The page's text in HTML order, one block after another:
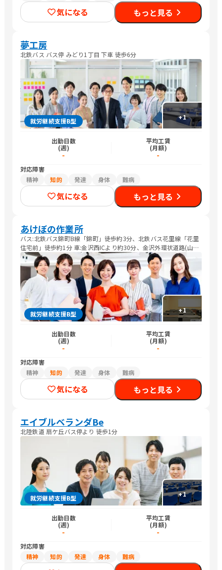
気になる もっと見る
夢工房
北鉄バス バス停 みどり1丁目 下車 徒歩6分
+1
就労継続支援B型
出勤日数
(週)
-
平均工賃
(月額)
-
対応障害
精神
知的 発達 身体 難病
気になる もっと見る
あけぼの作業所
バス:北鉄バス錦町B線「錦町」徒歩約3分、北鉄バス花里線「花里
住宅前」徒歩約1分 車:金沢西ICより約30分、金沢外環状道路(山側
環状)大桑口より約8分
+1
就労継続支援B型
出勤日数
(週)
-
平均工賃
(月額)
-
対応障害
精神
知的 発達 身体 難病
気になる もっと見る
エイブルベランダBe
北陸鉄道 扇ケ丘バス停より 徒歩1分
+1
就労継続支援B型
出勤日数
(週)
-
平均工賃
(月額)
-
対応障害
精神
知的 発達 身体 難病